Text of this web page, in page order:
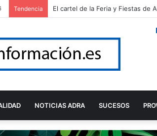
Tendencia Adra reconoce a Álvaro
NOTICIAS ADRA SUCESOS